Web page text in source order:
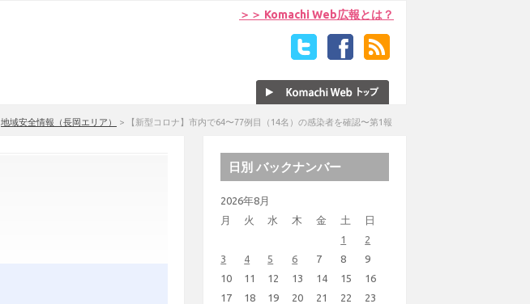
＞＞ Komachi Web広報とは？
地域安全情報（長岡エリア） > 【新型コロナ】市内で64〜77例目（14名）の感染者を確認〜第1報
日別 バックナンバー
2026年8月
月
火 水 木 金 土 日
1
2
3
4 5 6 7 8
9
10
11 12 13 14 15
16
17
18 19 20 21 22
23